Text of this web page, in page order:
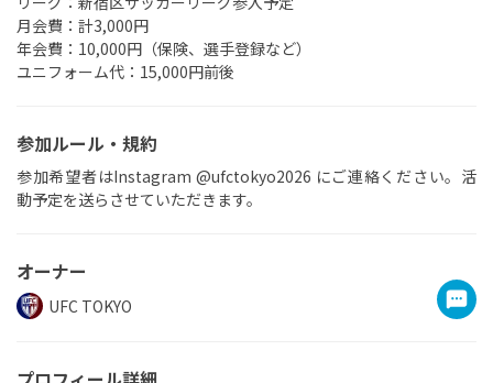
月会費：計3,000円
年会費：10,000円（保険、選手登録など）
ユニフォーム代：15,000円前後
参加ルール・規約
参加希望者はInstagram @ufctokyo2026 にご連絡ください。活
動予定を送らさせていただきます。
オーナー
UFC TOKYO